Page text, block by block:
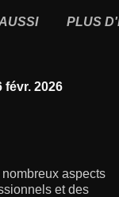
PLUS
févr. 2026
aspects
et des